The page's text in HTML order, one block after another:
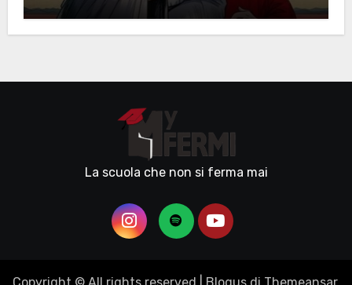
La scuola che non si ferma mai